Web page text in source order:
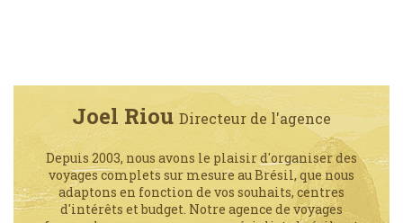
Joel Riou Directeur de l'agence
Depuis 2003, nous avons le plaisir d'organiser des
voyages complets sur mesure au Brésil, que nous
adaptons en fonction de vos souhaits, centres
d'intérêts et budget. Notre agence de voyages